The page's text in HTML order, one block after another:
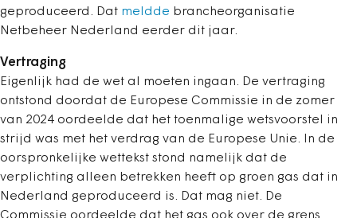
geproduceerd. Dat meldde brancheorganisatie
Netbeheer Nederland eerder dit jaar.
Vertraging
Eigenlijk had de wet al moeten ingaan. De vertraging
ontstond doordat de Europese Commissie in de zomer
van 2024 oordeelde dat het toenmalige wetsvoorstel in
strijd was met het verdrag van de Europese Unie. In de
oorspronkelijke wettekst stond namelijk dat de
verplichting alleen betrekken heeft op groen gas dat in
Nederland geproduceerd is. Dat mag niet. De
Commissie oordeelde dat het gas ook over de grens